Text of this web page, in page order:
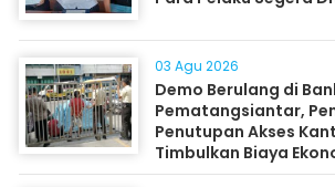
03 Agu 2026
Demo Berulang di
Pematangsiantar,
Penutupan Akses
Timbulkan Biaya
Masyarakat